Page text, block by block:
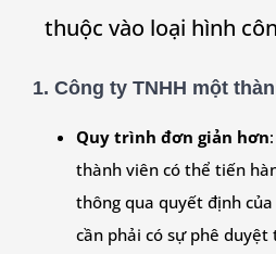
thuộc vào loại hình
1. Công ty TNHH một
Quy trình đơn giản hơn
thành viên có thể tiến
thông qua quyết định
cần phải có sự phê